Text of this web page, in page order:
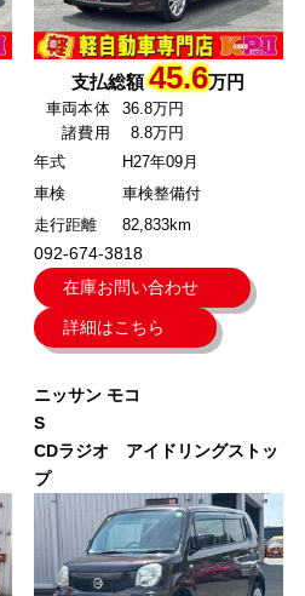
支払総額45.6万円
車両本体
36.8万円
諸費用
8.8万円
年式
H27年09月
車検
車検整備付
走行距離
82,833km
092-674-3818
在庫お問い合わせ
詳細はこちら
ニッサン モコ
S
CDラジオ アイドリングストッ
プ